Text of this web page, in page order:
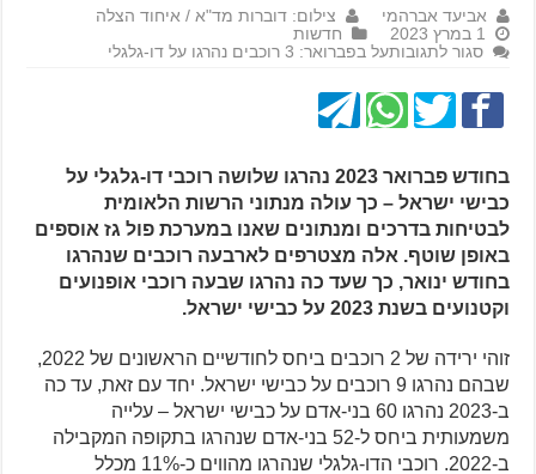
אביעד אברהמי
צילום: דוברות מד"א / איחוד הצלה
1 במרץ 2023
חדשות
סגור לתגובותעל בפברואר: 3 רוכבים נהרגו על דו-גלגלי
בחודש פברואר 2023 נהרגו שלושה רוכבי דו-גלגלי על
כבישי ישראל – כך עולה מנתוני הרשות הלאומית
לבטיחות בדרכים ומנתונים שאנו במערכת פול גז אוספים
באופן שוטף. אלה מצטרפים לארבעה רוכבים שנהרגו
בחודש ינואר, כך שעד כה נהרגו שבעה רוכבי אופנועים
וקטנועים בשנת 2023 על כבישי ישראל.
זוהי ירידה של 2 רוכבים ביחס לחודשיים הראשונים של 2022,
שבהם נהרגו 9 רוכבים על כבישי ישראל. יחד עם זאת, עד כה
ב-2023 נהרגו 60 בני-אדם על כבישי ישראל – עלייה
משמעותית ביחס ל-52 בני-אדם שנהרגו בתקופה המקבילה
ב-2022. רוכבי הדו-גלגלי שנהרגו מהווים כ-11% מכלל